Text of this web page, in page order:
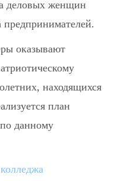
деловых женщин
предпринимателей.
оказывают
находящихся
план
данному
колледжа